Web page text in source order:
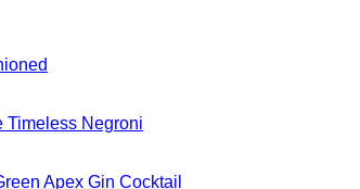
Timeless Negroni
Apex Gin Cocktail